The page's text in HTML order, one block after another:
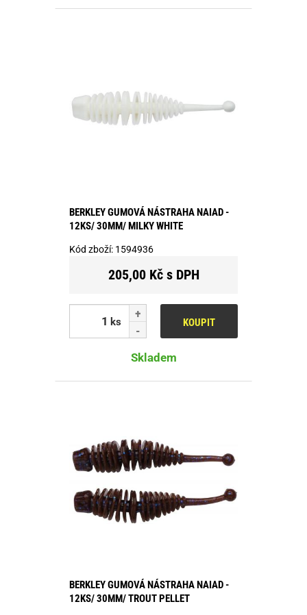
BERKLEY GUMOVÁ NÁSTRAHA NAIAD -
12KS/ 30MM/ MILKY WHITE
Kód zboží: 1594936
205,00 Kč s DPH
ks KOUPIT
Skladem
BERKLEY GUMOVÁ NÁSTRAHA NAIAD -
12KS/ 30MM/ TROUT PELLET